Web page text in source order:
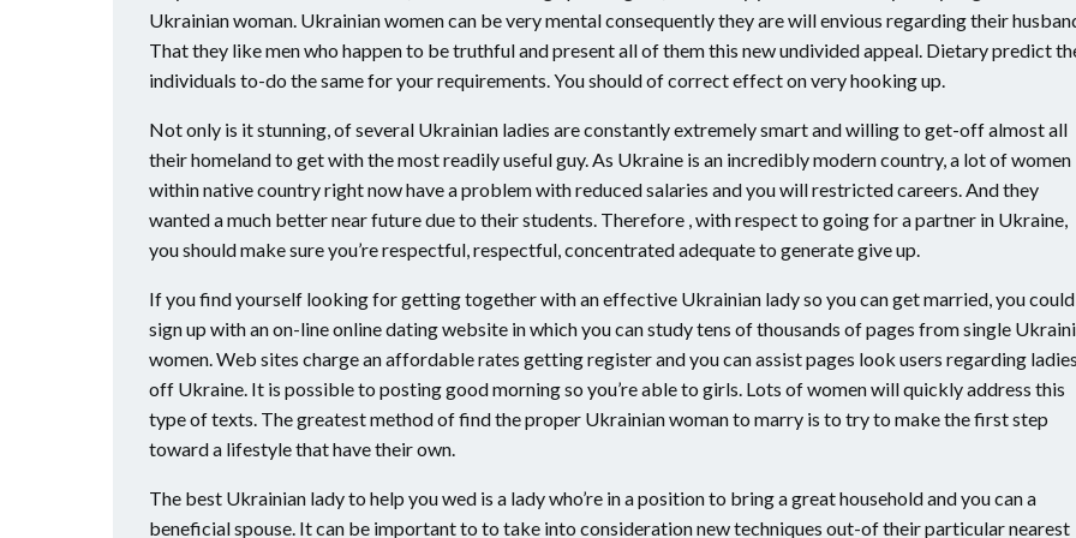
Ukrainian woman. Ukrainian women can be very mental consequently they are will envious regarding their
That they like men who happen to be truthful and present all of them this new undivided appeal. Dietary predict
individuals to-do the same for your requirements. You should of correct effect on very hooking up.
Not only is it stunning, of several Ukrainian ladies are constantly extremely smart and willing to get-off almost all
their homeland to get with the most readily useful guy. As Ukraine is an incredibly modern country, a lot of women
within native country right now have a problem with reduced salaries and you will restricted careers. And they
wanted a much better near future due to their students. Therefore , with respect to going for a partner in Ukraine,
you should make sure you’re respectful, respectful, concentrated adequate to generate give up.
If you find yourself looking for getting together with an effective Ukrainian lady so you can get married, you could
sign up with an on-line online dating website in which you can study tens of thousands of pages from single
women. Web sites charge an affordable rates getting register and you can assist pages look users regarding ladies
off Ukraine. It is possible to posting good morning so you’re able to girls. Lots of women will quickly address this
type of texts. The greatest method of find the proper Ukrainian woman to marry is to try to make the first step
toward a lifestyle that have their own.
The best Ukrainian lady to help you wed is a lady who’re in a position to bring a great household and you can a
beneficial spouse. It can be important to to take into consideration new techniques out-of their particular nearest